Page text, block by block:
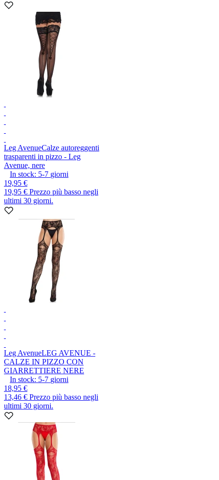
Leg AvenueCalze autoreggenti
trasparenti in pizzo - Leg
Avenue, nere
In stock: 5-7 giorni
19,95 €
19,95 € Prezzo più basso negli
ultimi 30 giorni.
Leg AvenueLEG AVENUE -
CALZE IN PIZZO CON
GIARRETTIERE NERE
In stock: 5-7 giorni
18,95 €
13,46 € Prezzo più basso negli
ultimi 30 giorni.